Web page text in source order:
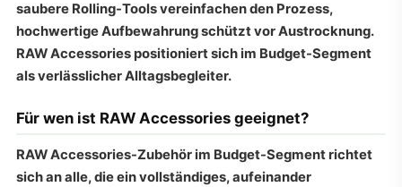
saubere Rolling-Tools vereinfachen den Prozess,
hochwertige Aufbewahrung schützt vor Austrocknung.
RAW Accessories positioniert sich im Budget-Segment
als verlässlicher Alltagsbegleiter.
Für wen ist RAW Accessories geeignet?
RAW Accessories-Zubehör im Budget-Segment richtet
sich an alle, die ein vollständiges, aufeinander